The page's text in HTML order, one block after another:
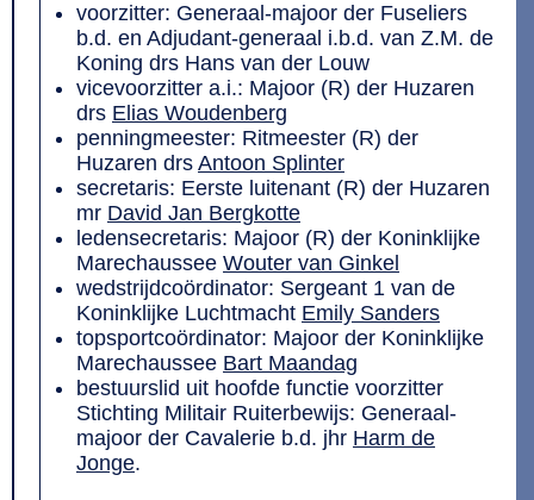
voorzitter: Generaal-majoor der Fuseliers
b.d. en Adjudant-generaal i.b.d. van Z.M. de
Koning drs Hans van der Louw
vicevoorzitter a.i.: Majoor (R) der Huzaren
drs Elias Woudenberg
penningmeester: Ritmeester (R) der
Huzaren drs Antoon Splinter
secretaris: Eerste luitenant (R) der Huzaren
mr David Jan Bergkotte
ledensecretaris: Majoor (R) der Koninklijke
Marechaussee Wouter van Ginkel
wedstrijdcoördinator: Sergeant 1 van de
Koninklijke Luchtmacht Emily Sanders
topsportcoördinator: Majoor der Koninklijke
Marechaussee Bart Maandag
bestuurslid uit hoofde functie voorzitter
Stichting Militair Ruiterbewijs: Generaal-
majoor der Cavalerie b.d. jhr Harm de
Jonge.